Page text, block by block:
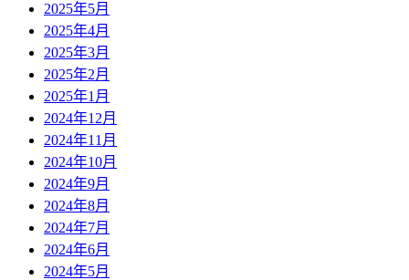
2025年5月
2025年4月
2025年3月
2025年2月
2025年1月
2024年12月
2024年11月
2024年10月
2024年9月
2024年8月
2024年7月
2024年6月
2024年5月